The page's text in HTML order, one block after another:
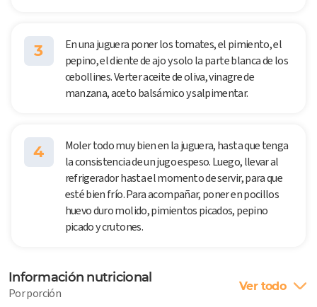
3
En una juguera poner los tomates, el pimiento, el
pepino, el diente de ajo y solo la parte blanca de los
cebollines. Verter aceite de oliva, vinagre de
manzana, aceto balsámico y salpimentar.
4
Moler todo muy bien en la juguera, hasta que tenga
la consistencia de un jugo espeso. Luego, llevar al
refrigerador hasta el momento de servir, para que
esté bien frío. Para acompañar, poner en pocillos
huevo duro molido, pimientos picados, pepino
picado y crutones.
Información nutricional
Por porción Ver todo